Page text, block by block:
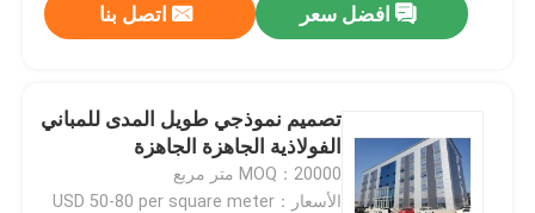
افضل سعر اتصل بنا
تصميم نموذجي طويل المدى للمباني
الفولاذية الجاهزة الجاهزة
MOQ：20000 متر مربع
الأسعار：USD 50-80 per square meter